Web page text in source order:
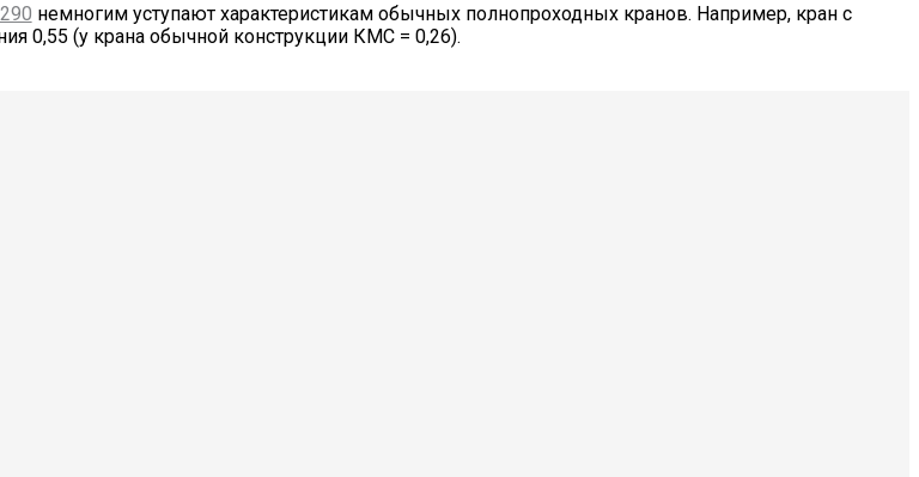
немногим уступают характеристикам обычных полнопроходных кранов. Например, кран с
0,55 (у крана обычной конструкции КМС = 0,26).